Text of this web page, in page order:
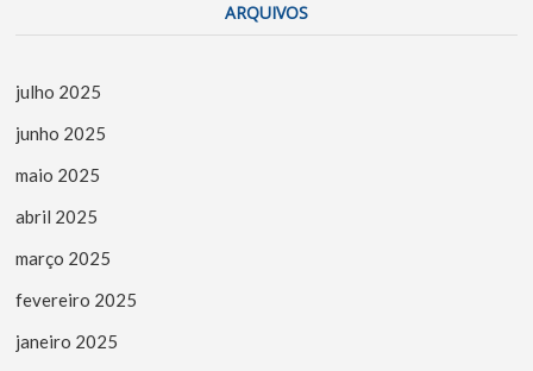
ARQUIVOS
julho 2025
junho 2025
maio 2025
abril 2025
março 2025
fevereiro 2025
janeiro 2025